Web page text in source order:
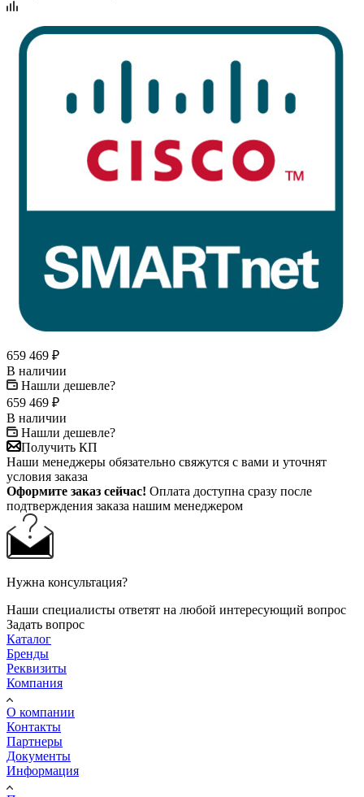
659 469 ₽
В наличии
Нашли дешевле?
659 469 ₽
В наличии
Нашли дешевле?
Получить КП
Наши менеджеры обязательно свяжутся с вами и уточнят
условия заказа
Оформите заказ сейчас! Оплата доступна сразу после
подтверждения заказа нашим менеджером
Нужна консультация?
Наши специалисты ответят на любой интересующий вопрос
Задать вопрос
Каталог
Бренды
Реквизиты
Компания
О компании
Контакты
Партнеры
Документы
Информация